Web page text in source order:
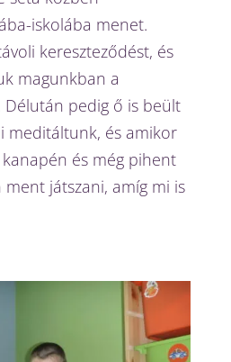
iskolába menet.
kereszteződést, és
magunkban a
Délután pedig ő is beült
meditáltunk, és amikor
és még pihent
ment játszani, amíg mi is